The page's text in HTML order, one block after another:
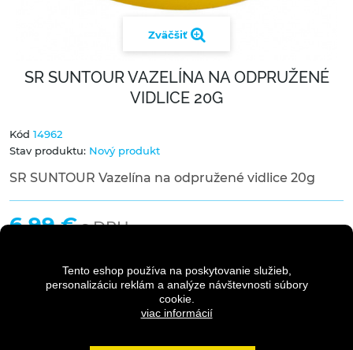
Tento eshop používa na poskytovanie služieb,
personalizáciu reklám a analýze návštevnosti súbory
cookie.
viac informácií
Zväčšiť
SR SUNTOUR VAZELÍNA NA ODPRUŽENÉ
VIDLICE 20G
Kód 14962
Stav produktu: Nový produkt
SR SUNTOUR Vazelína na odpružené vidlice 20g
6,99 €s DPH
1 - 3 dni